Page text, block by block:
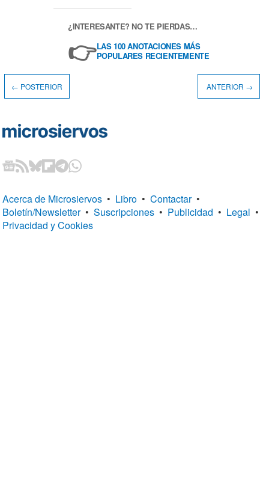
¿INTERESANTE? NO TE PIERDAS…
👉LAS 100 ANOTACIONES MÁS
POPULARES RECIENTEMENTE
← POSTERIOR ANTERIOR →
Acerca de Microsiervos • Libro • Contactar •
Boletín/Newsletter • Suscripciones • Publicidad • Legal •
Privacidad y Cookies